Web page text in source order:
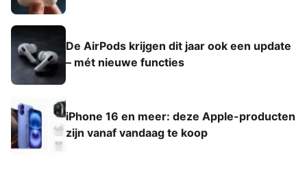
De AirPods krijgen dit jaar ook een update
– mét nieuwe functies
iPhone 16 en meer: deze Apple-producten
zijn vanaf vandaag te koop